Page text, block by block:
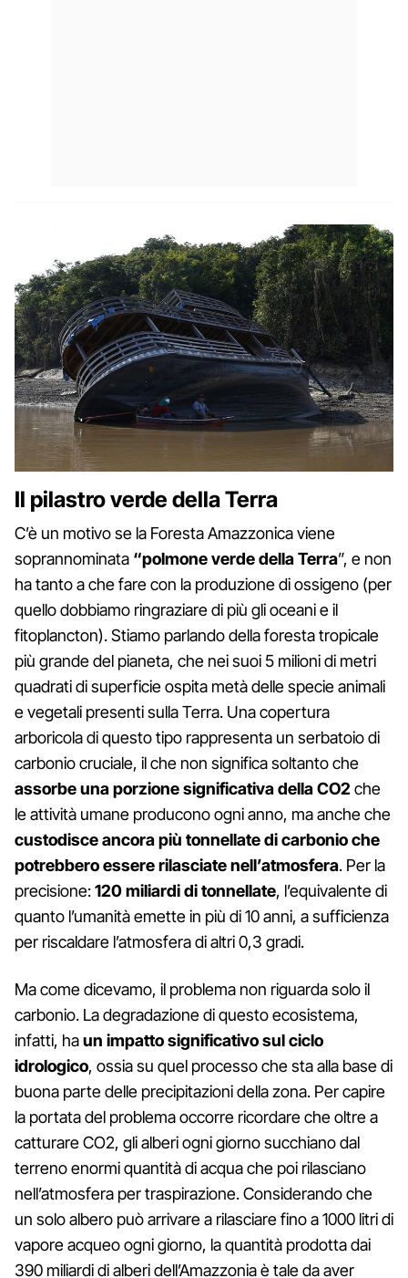
Il pilastro verde della Terra
C’è un motivo se la Foresta Amazzonica viene
soprannominata “polmone verde della Terra”, e non
ha tanto a che fare con la produzione di ossigeno (per
quello dobbiamo ringraziare di più gli oceani e il
fitoplancton). Stiamo parlando della foresta tropicale
più grande del pianeta, che nei suoi 5 milioni di metri
quadrati di superficie ospita metà delle specie animali
e vegetali presenti sulla Terra. Una copertura
arboricola di questo tipo rappresenta un serbatoio di
carbonio cruciale, il che non significa soltanto che
assorbe una porzione significativa della CO2che
le attività umane producono ogni anno, ma anche che
custodisce ancora più tonnellate di carbonio che
potrebbero essere rilasciate nell’atmosfera. Per la
precisione:120 miliardi di tonnellate, l’equivalente di
quanto l’umanità emette in più di 10 anni, a sufficienza
per riscaldare l’atmosfera di altri 0,3 gradi.
Ma come dicevamo, il problema non riguarda solo il
carbonio. La degradazione di questo ecosistema,
infatti, haun impatto significativo sul ciclo
idrologico, ossia su quel processo che sta alla base di
buona parte delle precipitazioni della zona. Per capire
la portata del problema occorre ricordare che oltre a
catturare CO2, gli alberi ogni giorno succhiano dal
terreno enormi quantità di acqua che poi rilasciano
nell’atmosfera per traspirazione. Considerando che
un solo albero può arrivare a rilasciare fino a 1000 litri di
vapore acqueo ogni giorno, la quantità prodotta dai
390 miliardi di alberi dell’Amazzonia è tale da aver